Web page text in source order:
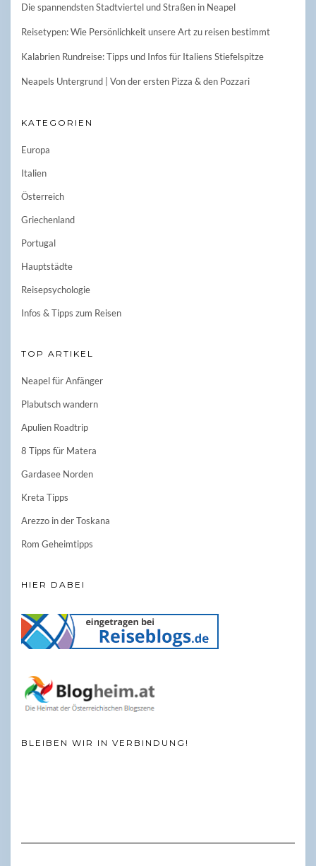
Die spannendsten Stadtviertel und Straßen in Neapel
Reisetypen: Wie Persönlichkeit unsere Art zu reisen bestimmt
Kalabrien Rundreise: Tipps und Infos für Italiens Stiefelspitze
Neapels Untergrund | Von der ersten Pizza & den Pozzari
KATEGORIEN
Europa
Italien
Österreich
Griechenland
Portugal
Hauptstädte
Reisepsychologie
Infos & Tipps zum Reisen
TOP ARTIKEL
Neapel für Anfänger
Plabutsch wandern
Apulien Roadtrip
8 Tipps für Matera
Gardasee Norden
Kreta Tipps
Arezzo in der Toskana
Rom Geheimtipps
HIER DABEI
BLEIBEN WIR IN VERBINDUNG!